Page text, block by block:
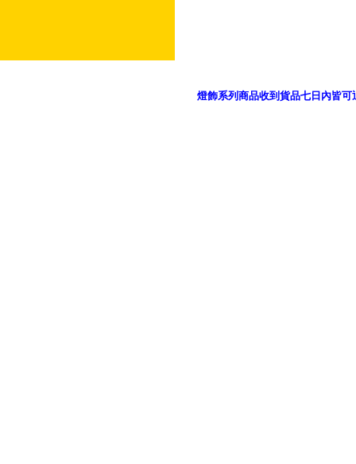
燈飾系列商品收到貨品七日內皆